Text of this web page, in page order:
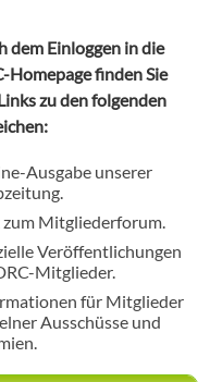
dem Einloggen in die
Homepage finden Sie
zu den folgenden
Ausgabe unserer
zum Mitgliederforum.
Veröffentlichungen
Mitglieder.
für Mitglieder
Ausschüsse und